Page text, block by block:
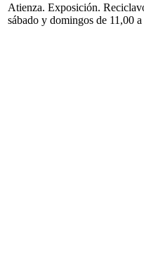
Atienza. Exposición.
sábado y domingos de 11,00